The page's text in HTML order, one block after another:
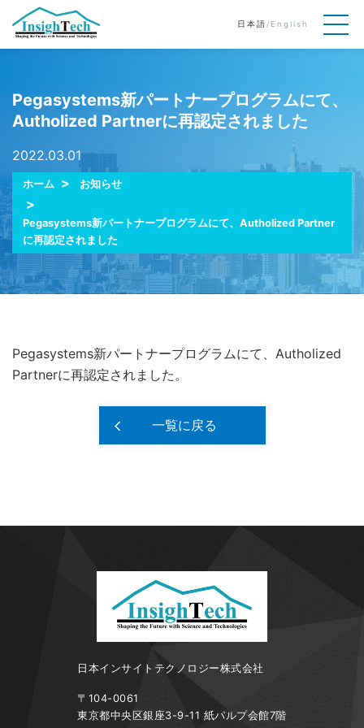
日本語 / English
Pegasystems新パートナープログラムにて、
Autholized Partnerに再認定されました
2022.03.01
ホーム お知らせ
Pegasystems新パートナープログラムにて、Autholized Partner
に再認定されました
Pegasystems新パートナープログラムにて、Autholized
Partnerに再認定されました。
一覧に戻る
日本インサイトテクノロジー株式会社
〒104-0061
東京都中央区銀座3-9-11 紙パルプ会館7階